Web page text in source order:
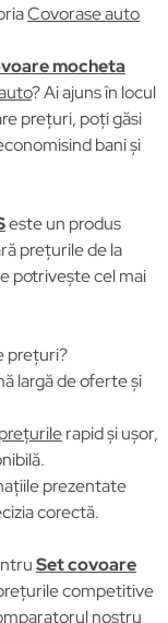
Covorase auto
mocheta
? Ai ajuns în locul
prețuri, poți găsi
bani și
este un produs
prețurile de la
potrivește cel mai
prețuri?
largă de oferte și
rapid și ușor,
prezentate
corectă.
Set covoare
competitive
nostru